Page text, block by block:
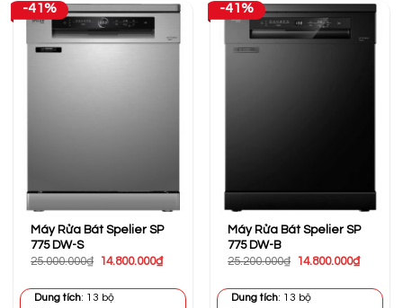
-41%
Máy Rửa Bát Spelier SP
775 DW-S
25.000.000₫
Giá
25.000.000₫.
14.800.000₫Giá
Dung tích: 13 bộ
-41%
Máy Rửa Bát Spelier SP
775 DW-B
25.200.000₫
Giá
25.200.000₫.
14.800.000₫Giá
Dung tích: 13 bộ